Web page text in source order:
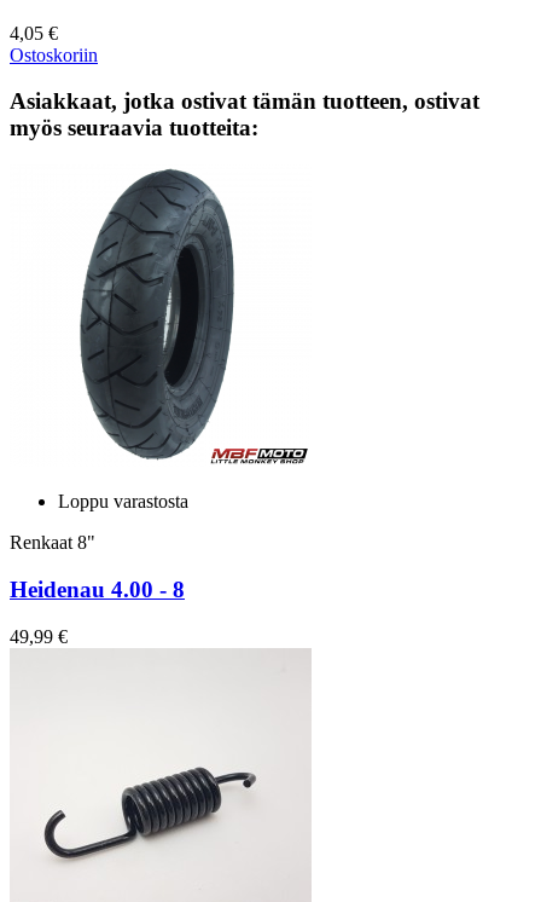
4,05 €
Ostoskoriin
Asiakkaat, jotka ostivat tämän tuotteen, ostivat
myös seuraavia tuotteita:
Loppu varastosta
Renkaat 8"
Heidenau 4.00 - 8
49,99 €